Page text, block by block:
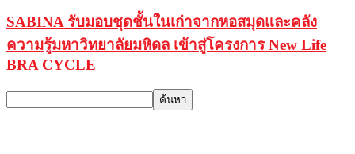
SABINA รับมอบชุดชั้นในเก่าจากหอสมุดและคลัง
ความรู้มหาวิทยาลัยมหิดล เข้าสู่โครงการ New Life
BRA CYCLE